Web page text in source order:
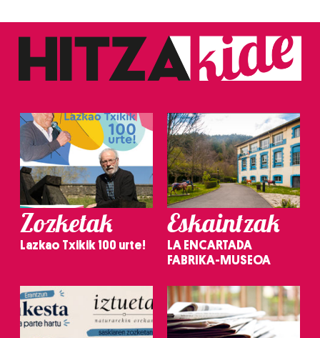
Zozketak
Lazkao Txikik 100 urte!
Eskaintzak
LA ENCARTADA
FABRIKA-MUSEOA